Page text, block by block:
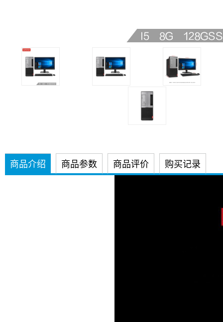
商品介绍 商品参数 商品评价 购买记录